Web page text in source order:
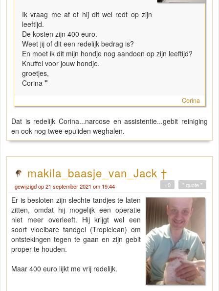
Ik vraag me af of hij dit wel redt op zijn
leeftijd.
De kosten zijn 400 euro.
Weet jij of dit een redelijk bedrag is?
En moet ik dit mijn hondje nog aandoen op zijn leeftijd?
Knuffel voor jouw hondje.
groetjes,
Corina "
Corina
Dat is redelijk Corina...narcose en assistentie...gebit reiniging
en ook nog twee epuliden weghalen.
makila_baasje_van_Jack †
gewijzigd op 21 september 2021 om 19:44 " quote "
+0
Er is besloten zijn slechte tandjes te laten
zitten, omdat hij mogelijk een operatie
niet meer overleeft. Hij krijgt wel een
soort vloeibare tandgel (Tropiclean) om
ontstekingen tegen te gaan en zijn gebit
proper te houden.
Maar 400 euro lijkt me vrij redelijk.